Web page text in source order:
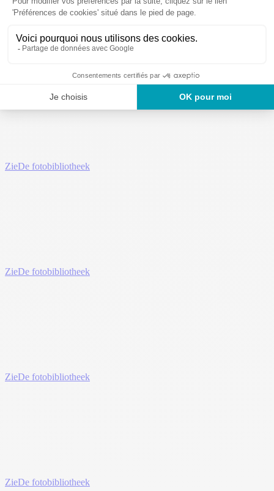
ZieDe fotobibliotheek
ZieDe fotobibliotheek
ZieDe fotobibliotheek
ZieDe fotobibliotheek